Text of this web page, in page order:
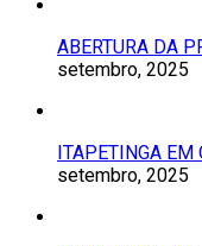
ABERTURA DA
setembro, 2025
ITAPETINGA EM
setembro, 2025